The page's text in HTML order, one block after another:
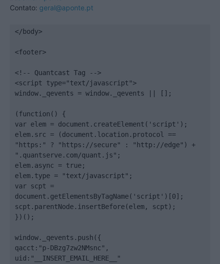
Contato: geral@aponte.pt
</body>
<footer>
<!-- Quantcast Tag -->
<script type="text/javascript">
window._qevents = window._qevents || [];
(function() {
var elem = document.createElement('script');
elem.src = (document.location.protocol ==
"https:" ? "https://secure" : "http://edge") +
".quantserve.com/quant.js";
elem.async = true;
elem.type = "text/javascript";
var scpt =
document.getElementsByTagName('script')[0];
scpt.parentNode.insertBefore(elem, scpt);
})();
window._qevents.push({
qacct:"p-DBzg7zw2NMsnc",
uid:"__INSERT_EMAIL_HERE__"